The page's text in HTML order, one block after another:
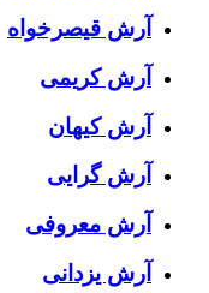
آرش قیصرخواه
آرش کریمی
آرش کیهان
آرش گرایی
آرش معروفی
آرش یزدانی